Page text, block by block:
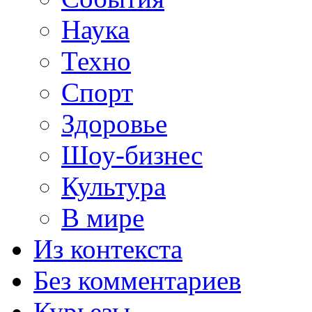
Наука
Техно
Спорт
Здоровье
Шоу-бизнес
Культура
В мире
Из контекста
Без комментариев